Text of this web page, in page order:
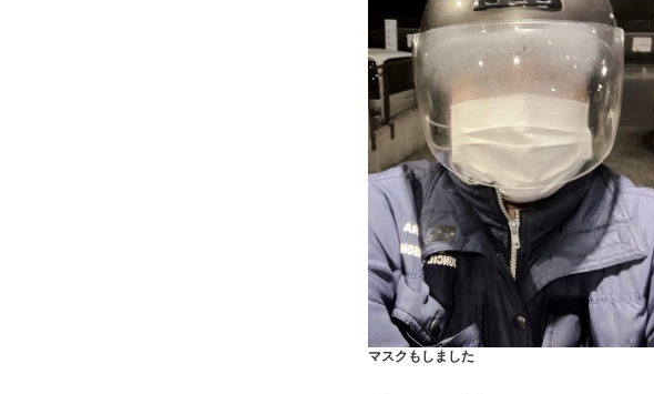
マスクもしました